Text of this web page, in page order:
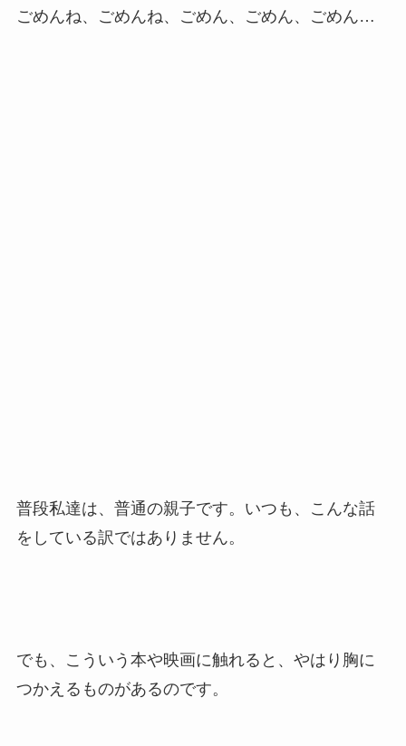
ごめんね、ごめんね、ごめん、ごめん、ごめん…
普段私達は、普通の親子です。いつも、こんな話
をしている訳ではありません。
でも、こういう本や映画に触れると、やはり胸に
つかえるものがあるのです。